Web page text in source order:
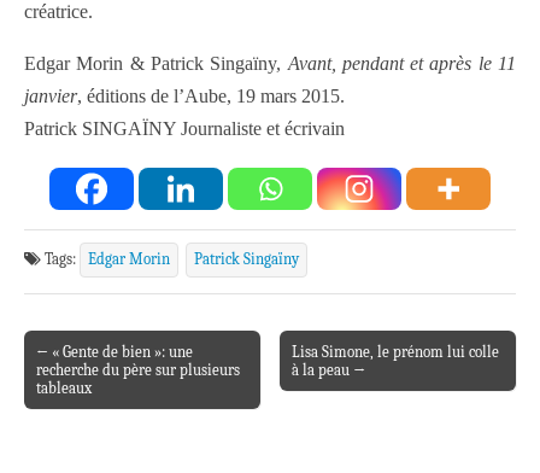
créatrice.
Edgar Morin & Patrick Singaïny,Avant, pendant et après le 11
janvier, éditions de l’Aube, 19 mars 2015.
Patrick SINGAÏNY Journaliste et écrivain
Tags: Edgar Morin Patrick Singaïny
Post navigation
← « Gente de bien »: une
recherche du père sur plusieurs
tableaux
Lisa Simone, le prénom lui colle
à la peau →